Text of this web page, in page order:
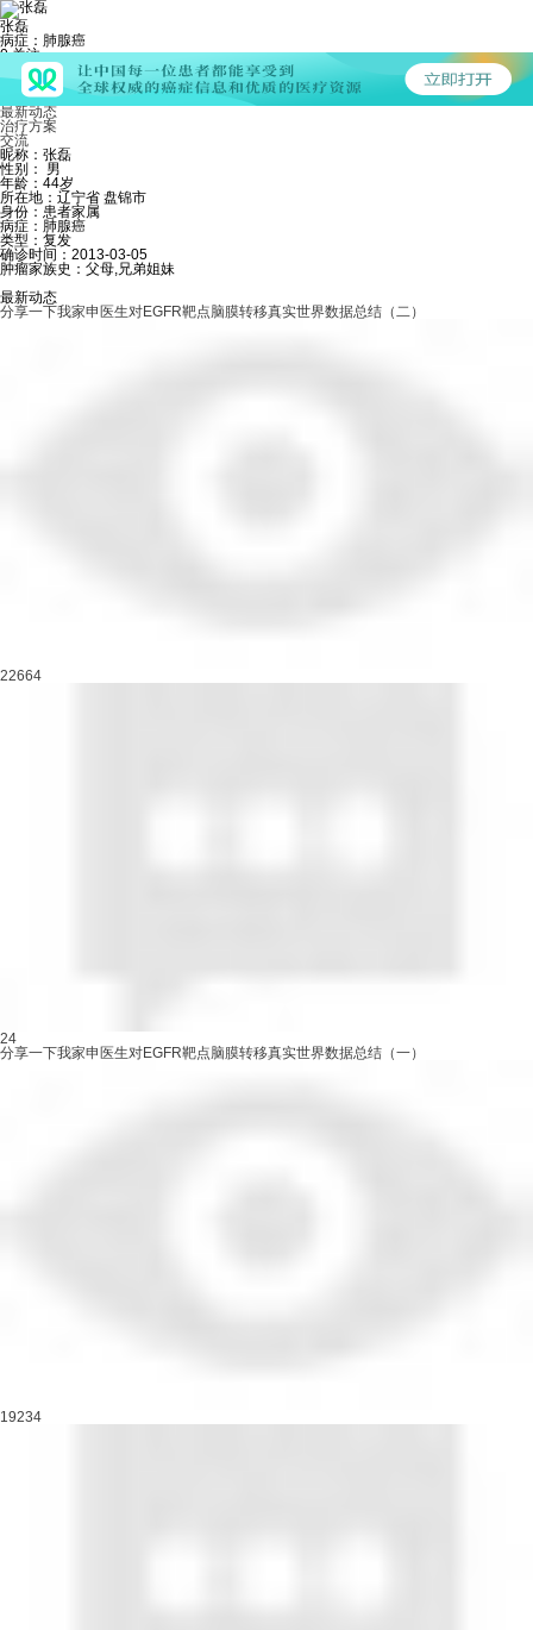
张磊
病症：肺腺癌
0 关注
452 粉丝
18 发帖
个人主页
最新动态
治疗方案
交流
昵称：张磊
性别： 男
年龄：44岁
所在地：辽宁省 盘锦市
身份：患者家属
病症：肺腺癌
类型：复发
确诊时间：2013-03-05
肿瘤家族史：父母,兄弟姐妹
最新动态
分享一下我家申医生对EGFR靶点脑膜转移真实世界数据总结（二）
22664
24
分享一下我家申医生对EGFR靶点脑膜转移真实世界数据总结（一）
19234